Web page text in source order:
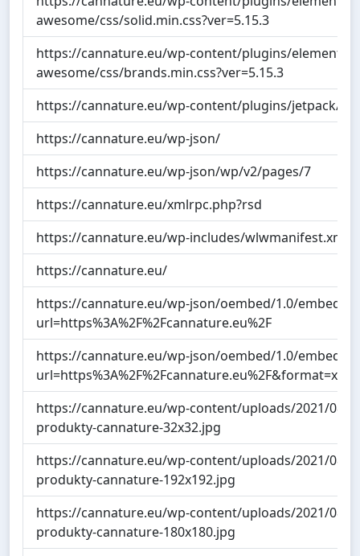
awesome/css/solid.min.css?ver=5.15.3
https://cannature.eu/wp-content/plugins/
awesome/css/brands.min.css?ver=5.15.3
https://cannature.eu/wp-content/plugins/jetpack/
https://cannature.eu/wp-json/
https://cannature.eu/wp-json/wp/v2/pages/7
https://cannature.eu/xmlrpc.php?rsd
https://cannature.eu/wp-includes/wlwmanifest.xml
https://cannature.eu/
https://cannature.eu/wp-json/oembed/1.0/embed?
url=https%3A%2F%2Fcannature.eu%2F
https://cannature.eu/wp-json/oembed/1.0/embed?
url=https%3A%2F%2Fcannature.eu%2F&format=xml
https://cannature.eu/wp-content/uploads/2021/08/
produkty-cannature-32x32.jpg
https://cannature.eu/wp-content/uploads/2021/08/
produkty-cannature-192x192.jpg
https://cannature.eu/wp-content/uploads/2021/08/
produkty-cannature-180x180.jpg